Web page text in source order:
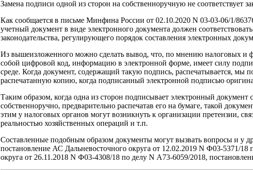
Замена подписи одной из сторон на собственноручную не соответствует
Как сообщается в письме Минфина России от 02.10.2020 N 03-03-06/1/
учетный документ в виде электронного документа должен
законодательства, регулирующего порядок составления электронных
Из вышеизложенного можно сделать вывод, что, по мнению налоговых и
собой цифровой код, информацию в электронной форме, имеет силу
среде. Когда документ, содержащий такую подпись, распечатывается, мы
распечатанную копию, когда подписанный электронной подписью
Таким образом, когда одна из сторон подписывает электронный
собственноручно, предварительно распечатав его на бумаге, такой
этим у налоговых органов могут возникнуть к организации претензии,
реальностью хозяйственных операций и т.п.
Составленные подобным образом документы могут вызвать вопросы и у
постановление АС Дальневосточного округа от 12.02.2019 N Ф03-5371/
округа от 26.11.2018 N Ф03-4308/18 по делу N А73-6059/2018,